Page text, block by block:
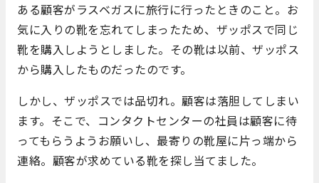
ある顧客がラスベガスに旅行に行ったときのこと。お
気に入りの靴を忘れてしまったため、ザッポスで同じ
靴を購入しようとしました。その靴は以前、ザッポス
から購入したものだったのです。
しかし、ザッポスでは品切れ。顧客は落胆してしまい
ます。そこで、コンタクトセンターの社員は顧客に待
ってもらうようお願いし、最寄りの靴屋に片っ端から
連絡。顧客が求めている靴を探し当てました。